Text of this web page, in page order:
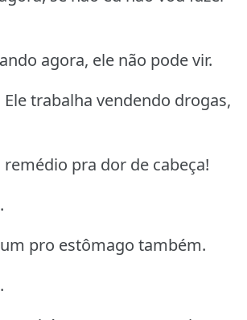
agora, ele não pode vir.
trabalha vendendo drogas,
pra dor de cabeça!
um pro estômago também.